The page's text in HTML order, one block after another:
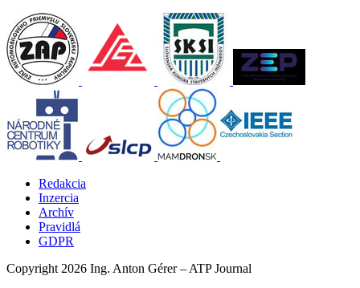
Redakcia
Inzercia
Archív
Pravidlá
GDPR
Copyright 2026 Ing. Anton Gérer – ATP Journal